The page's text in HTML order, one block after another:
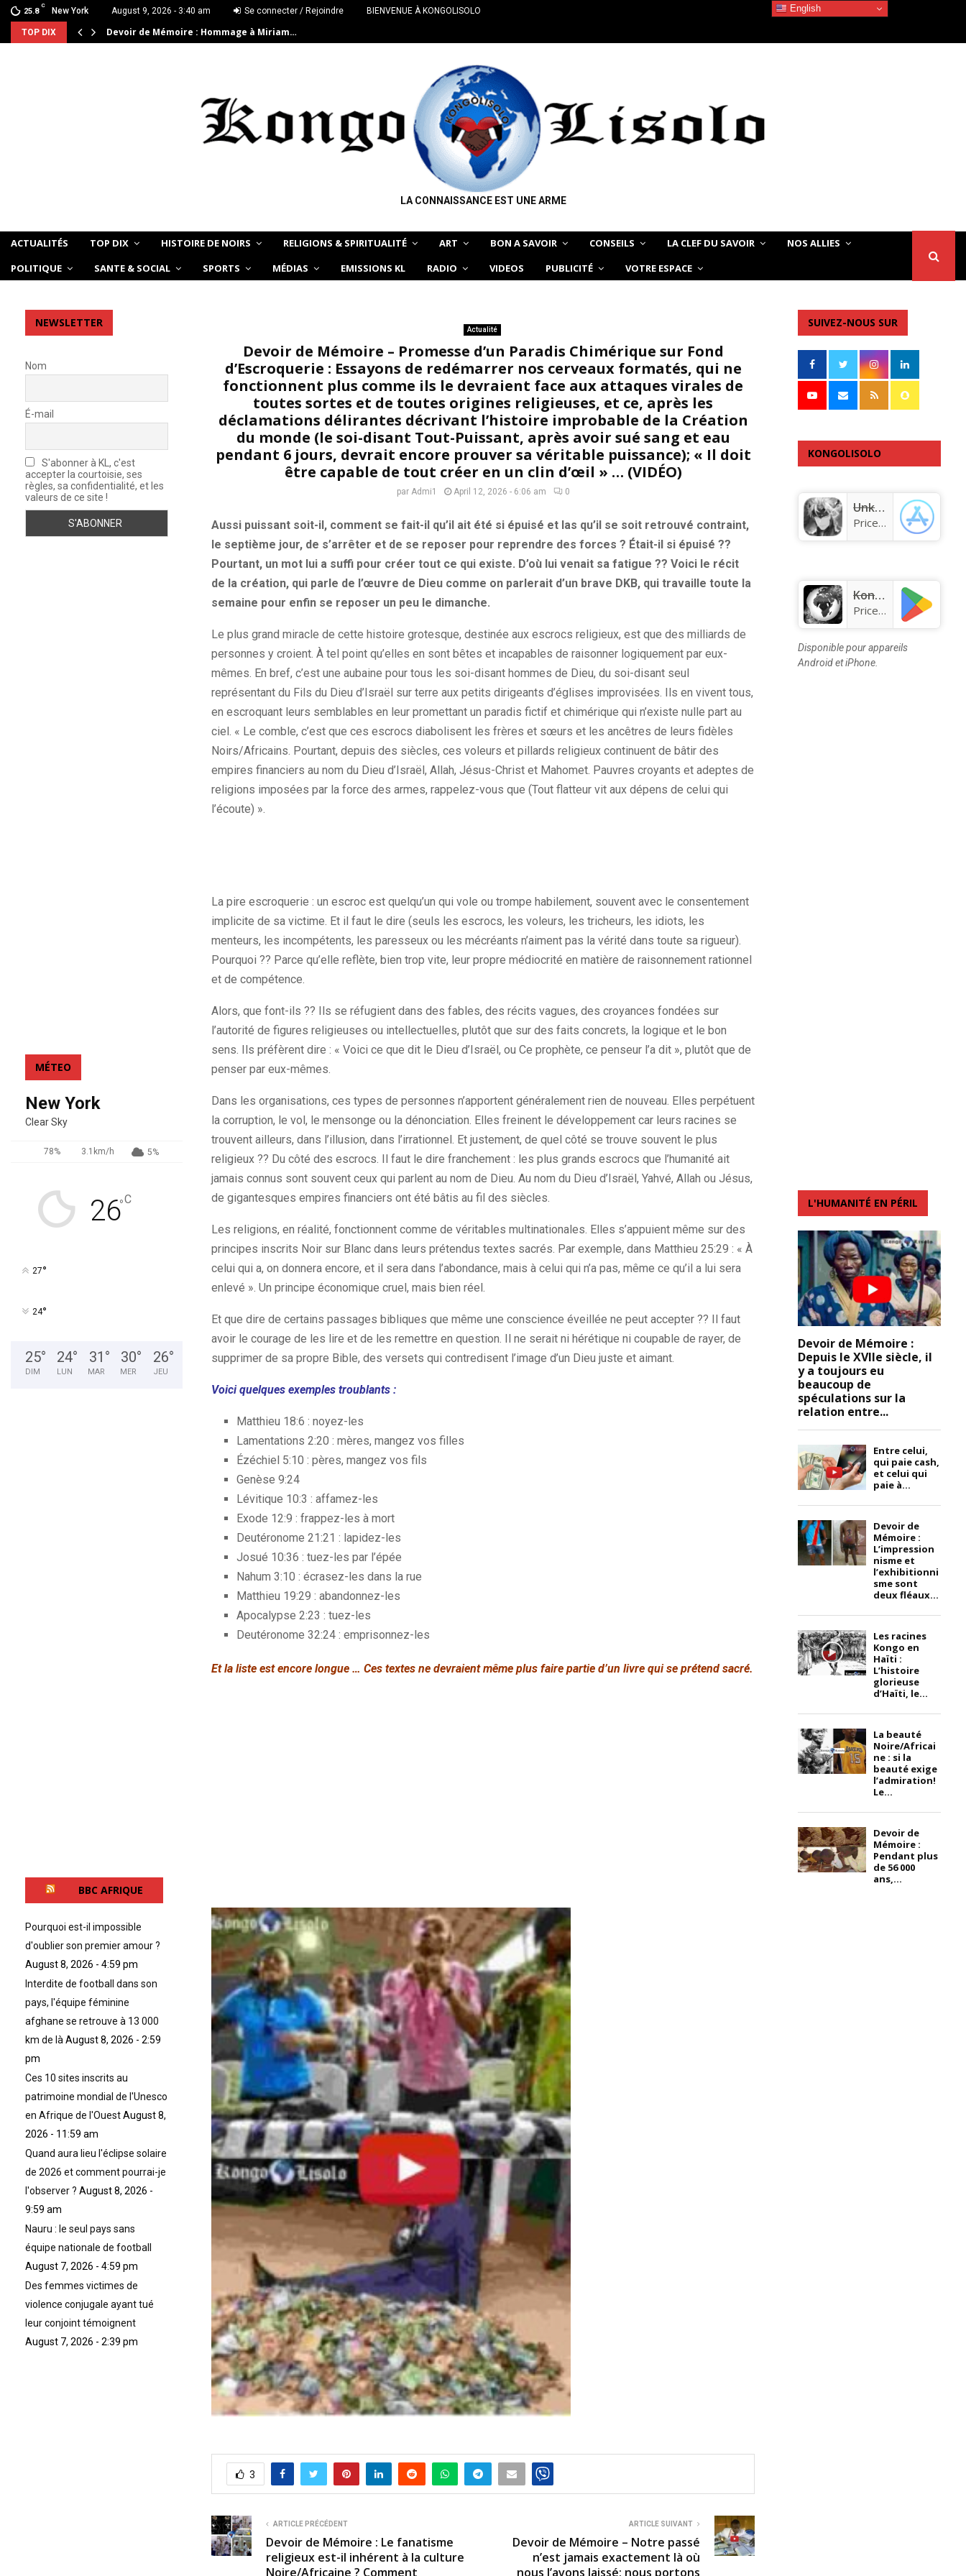
25.8
C
New York August 9, 2026 - 3:40 am Se connecter / Rejoindre BIENVENUE À KONGOLISOLO
TOP DIX Devoir de Mémoire : Hommage à Miriam…
LA CONNAISSANCE EST UNE ARME
ACTUALITÉS TOP DIX HISTOIRE DE NOIRS RELIGIONS & SPIRITUALITÉ ART BON A SAVOIR CONSEILS LA CLEF DU SAVOIR
NOS ALLIES
POLITIQUE
SANTE & SOCIAL SPORTS MÉDIAS EMISSIONS KL RADIO VIDEOS PUBLICITÉ VOTRE ESPACE
Actualité
Devoir de Mémoire – Promesse d’un Paradis Chimérique sur Fond
d’Escroquerie : Essayons de redémarrer nos cerveaux formatés, qui ne
fonctionnent plus comme ils le devraient face aux attaques virales de
toutes sortes et de toutes origines religieuses, et ce, après les
déclamations délirantes décrivant l’histoire improbable de la Création
du monde (le soi-disant Tout-Puissant, après avoir sué sang et eau
pendant 6 jours, devrait encore prouver sa véritable puissance); « Il doit
être capable de tout créer en un clin d’œil » … (VIDÉO)
par Admi1 April 12, 2026 - 6:06 am 0
Aussi puissant soit-il, comment se fait-il qu’il ait été si épuisé et las qu’il se soit retrouvé contraint,
le septième jour, de s’arrêter et de se reposer pour reprendre des forces ? Était-il si épuisé ??
Pourtant, un mot lui a suffi pour créer tout ce qui existe. D’où lui venait sa fatigue ?? Voici le récit
de la création, qui parle de l’œuvre de Dieu comme on parlerait d’un brave DKB, qui travaille toute la
semaine pour enfin se reposer un peu le dimanche.
Le plus grand miracle de cette histoire grotesque, destinée aux escrocs religieux, est que des milliards de
personnes y croient. À tel point qu’elles en sont bêtes et incapables de raisonner logiquement par eux-
mêmes. En bref, c’est une aubaine pour tous les soi-disant hommes de Dieu, du soi-disant seul
représentant du Fils du Dieu d’Israël sur terre aux petits dirigeants d’églises improvisées. Ils en vivent tous,
en escroquant leurs semblables en leur promettant un paradis fictif et chimérique qui n’existe nulle part au
ciel. « Le comble, c’est que ces escrocs diabolisent les frères et sœurs et les ancêtres de leurs fidèles
Noirs/Africains. Pourtant, depuis des siècles, ces voleurs et pillards religieux continuent de bâtir des
empires financiers au nom du Dieu d’Israël, Allah, Jésus-Christ et Mahomet. Pauvres croyants et adeptes de
religions imposées par la force des armes, rappelez-vous que (Tout flatteur vit aux dépens de celui qui
l’écoute) ».
La pire escroquerie : un escroc est quelqu’un qui vole ou trompe habilement, souvent avec le consentement
implicite de sa victime. Et il faut le dire (seuls les escrocs, les voleurs, les tricheurs, les idiots, les
menteurs, les incompétents, les paresseux ou les mécréants n’aiment pas la vérité dans toute sa rigueur).
Pourquoi ?? Parce qu’elle reflète, bien trop vite, leur propre médiocrité en matière de raisonnement rationnel
et de compétence.
Alors, que font-ils ?? Ils se réfugient dans des fables, des récits vagues, des croyances fondées sur
l’autorité de figures religieuses ou intellectuelles, plutôt que sur des faits concrets, la logique et le bon
sens. Ils préfèrent dire : « Voici ce que dit le Dieu d’Israël, ou Ce prophète, ce penseur l’a dit », plutôt que de
penser par eux-mêmes.
Dans les organisations, ces types de personnes n’apportent généralement rien de nouveau. Elles perpétuent
la corruption, le vol, le mensonge ou la dénonciation. Elles freinent le développement car leurs racines se
trouvent ailleurs, dans l’illusion, dans l’irrationnel. Et justement, de quel côté se trouve souvent le plus
religieux ?? Du côté des escrocs. Il faut le dire franchement : les plus grands escrocs que l’humanité ait
jamais connus sont souvent ceux qui parlent au nom de Dieu. Au nom du Dieu d’Israël, Yahvé, Allah ou Jésus,
de gigantesques empires financiers ont été bâtis au fil des siècles.
Les religions, en réalité, fonctionnent comme de véritables multinationales. Elles s’appuient même sur des
principes inscrits Noir sur Blanc dans leurs prétendus textes sacrés. Par exemple, dans Matthieu 25:29 : « À
celui qui a, on donnera encore, et il sera dans l’abondance, mais à celui qui n’a pas, même ce qu’il a lui sera
enlevé ». Un principe économique cruel, mais bien réel.
Et que dire de certains passages bibliques que même une conscience éveillée ne peut accepter ?? Il faut
avoir le courage de les lire et de les remettre en question. Il ne serait ni hérétique ni coupable de rayer, de
supprimer de sa propre Bible, des versets qui contredisent l’image d’un Dieu juste et aimant.
Voici quelques exemples troublants :
Matthieu 18:6 : noyez-les
Lamentations 2:20 : mères, mangez vos filles
Ézéchiel 5:10 : pères, mangez vos fils
Genèse 9:24
Lévitique 10:3 : affamez-les
Exode 12:9 : frappez-les à mort
Deutéronome 21:21 : lapidez-les
Josué 10:36 : tuez-les par l’épée
Nahum 3:10 : écrasez-les dans la rue
Matthieu 19:29 : abandonnez-les
Apocalypse 2:23 : tuez-les
Deutéronome 32:24 : emprisonnez-les
Et la liste est encore longue … Ces textes ne devraient même plus faire partie d’un livre qui se prétend sacré.
3
ARTICLE PRÉCÉDENT
Devoir de Mémoire : Le fanatisme
religieux est-il inhérent à la culture
Noire/Africaine ? Comment
ARTICLE SUIVANT
Devoir de Mémoire – Notre passé
n’est jamais exactement là où
nous l’avons laissé; nous portons
NEWSLETTER
Nom
É-mail
S'abonner à KL, c'est
accepter la courtoisie, ses
règles, sa confidentialité, et les
valeurs de ce site !
MÉTEO
New York
Clear Sky
78% 3.1km/h 5%
26°C
27°
24°
25°
DIM
24°
LUN
31 °
MAR
30°
MER
26°
JEU
BBC AFRIQUE
Pourquoi est-il impossible
d'oublier son premier amour ?
August 8, 2026 - 4:59 pm
Interdite de football dans son
pays, l'équipe féminine
afghane se retrouve à 13 000
km de làAugust 8, 2026 - 2:59
pm
Ces 10 sites inscrits au
patrimoine mondial de l'Unesco
en Afrique de l'OuestAugust 8,
2026 - 11:59 am
Quand aura lieu l'éclipse solaire
de 2026 et comment pourrai-je
l'observer ? August 8, 2026 -
9:59 am
Nauru : le seul pays sans
équipe nationale de football
August 7, 2026 - 4:59 pm
Des femmes victimes de
violence conjugale ayant tué
leur conjoint témoignent
August 7, 2026 - 2:39 pm
SUIVEZ-NOUS SUR
KONGOLISOLO
Unknown app
Price:Free
KongoLisolo
Price:Free
Disponible pour appareils
Android et iPhone.
L'HUMANITÉ EN PÉRIL
Devoir de Mémoire :
Depuis le XVIIe siècle, il
y a toujours eu
beaucoup de
spéculations sur la
relation entre...
Entre celui,
qui paie cash,
et celui qui
paie à...
Devoir de
Mémoire :
L’impression
nisme et
l’exhibitionni
sme sont
deux fléaux...
Les racines
Kongo en
Haïti :
L’histoire
glorieuse
d’Haïti, le...
La beauté
Noire/Africai
ne : si la
beauté exige
l’admiration!
Le...
Devoir de
Mémoire :
Pendant plus
de 56 000
ans,...
English